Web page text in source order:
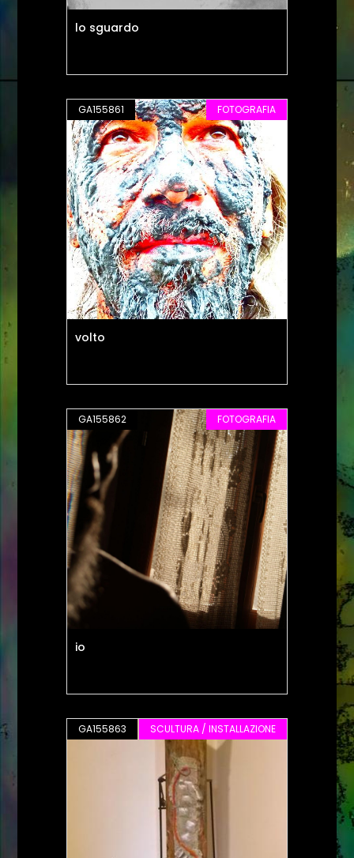
lo sguardo
GA155861 FOTOGRAFIA
volto
GA155862 FOTOGRAFIA
io
GA155863 SCULTURA / INSTALLAZIONE